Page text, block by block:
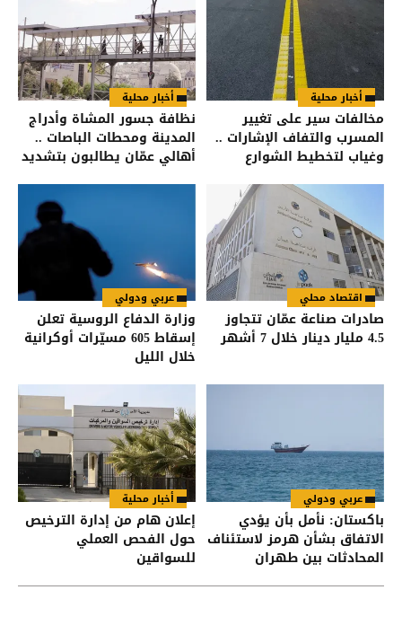
أخبار محلية
مخالفات سير على تغيير
المسرب والتفاف الإشارات ..
وغياب لتخطيط الشوارع
أخبار محلية
نظافة جسور المشاة وأدراج
المدينة ومحطات الباصات ..
أهالي عمّان يطالبون بتشديد
اقتصاد محلي
صادرات صناعة عمّان تتجاوز
4.5 مليار دينار خلال 7 أشهر
عربي ودولي
وزارة الدفاع الروسية تعلن
إسقاط 605 مسيّرات أوكرانية
خلال الليل
عربي ودولي
باكستان: نأمل بأن يؤدي
الاتفاق بشأن هرمز لاستئناف
المحادثات بين طهران
أخبار محلية
إعلان هام من إدارة الترخيص
حول الفحص العملي
للسواقين